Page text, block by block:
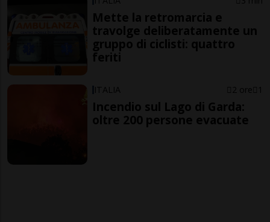
Mette la retromarcia e
travolge deliberatamente un
gruppo di ciclisti: quattro
feriti
ITALIA 2 ore 1
Incendio sul Lago di Garda:
oltre 200 persone evacuate